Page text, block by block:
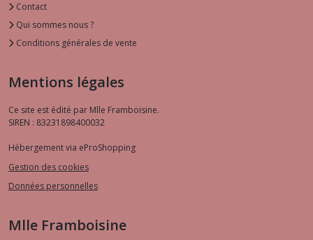
Contact
Qui sommes nous ?
Conditions générales de vente
Mentions légales
Ce site est édité par Mlle Framboisine.
SIREN : 83231898400032
Hébergement via eProShopping
Gestion des cookies
Données personnelles
Mlle Framboisine